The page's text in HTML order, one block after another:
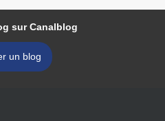
sur Canalblog
un blog